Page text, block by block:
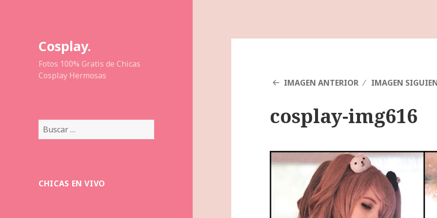
Cosplay.
Fotos 100% Gratis de Chicas
Cosplay Hermosas
Buscar:
CHICAS EN VIVO
IMAGEN ANTERIOR IMAGEN
cosplay-img616